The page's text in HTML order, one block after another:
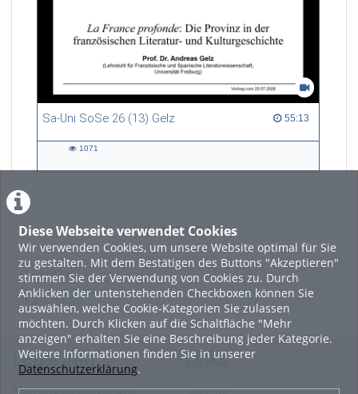
Diese Webseite verwendet Cookies
Wir verwenden Cookies, um unsere Website optimal für Sie
zu gestalten. Mit dem Bestätigen des Buttons "Akzeptieren"
stimmen Sie der Verwendung von Cookies zu. Durch
Anklicken der untenstehenden Checkboxen können Sie
auswählen, welche Cookie-Kategorien Sie zulassen
möchten. Durch Klicken auf die Schaltfläche "Mehr
anzeigen" erhalten Sie eine Beschreibung jeder Kategorie.
Weitere Informationen finden Sie in unserer
Datenschutzerklärung.
Sa-Uni SoSe 26 (13) Gelz 55:13
55:13 duration
1071
LADE MEHR
Featured
Beliebtheit
Legal Info
Nutzungsbedingungen
Links
Sitemap